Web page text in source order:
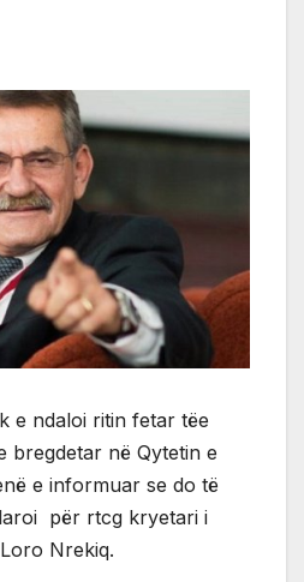
e ndaloi ritin fetar tëe
bregdetar në Qytetin e
e informuar se do të
për rtcg kryetari i
Nrekiq.